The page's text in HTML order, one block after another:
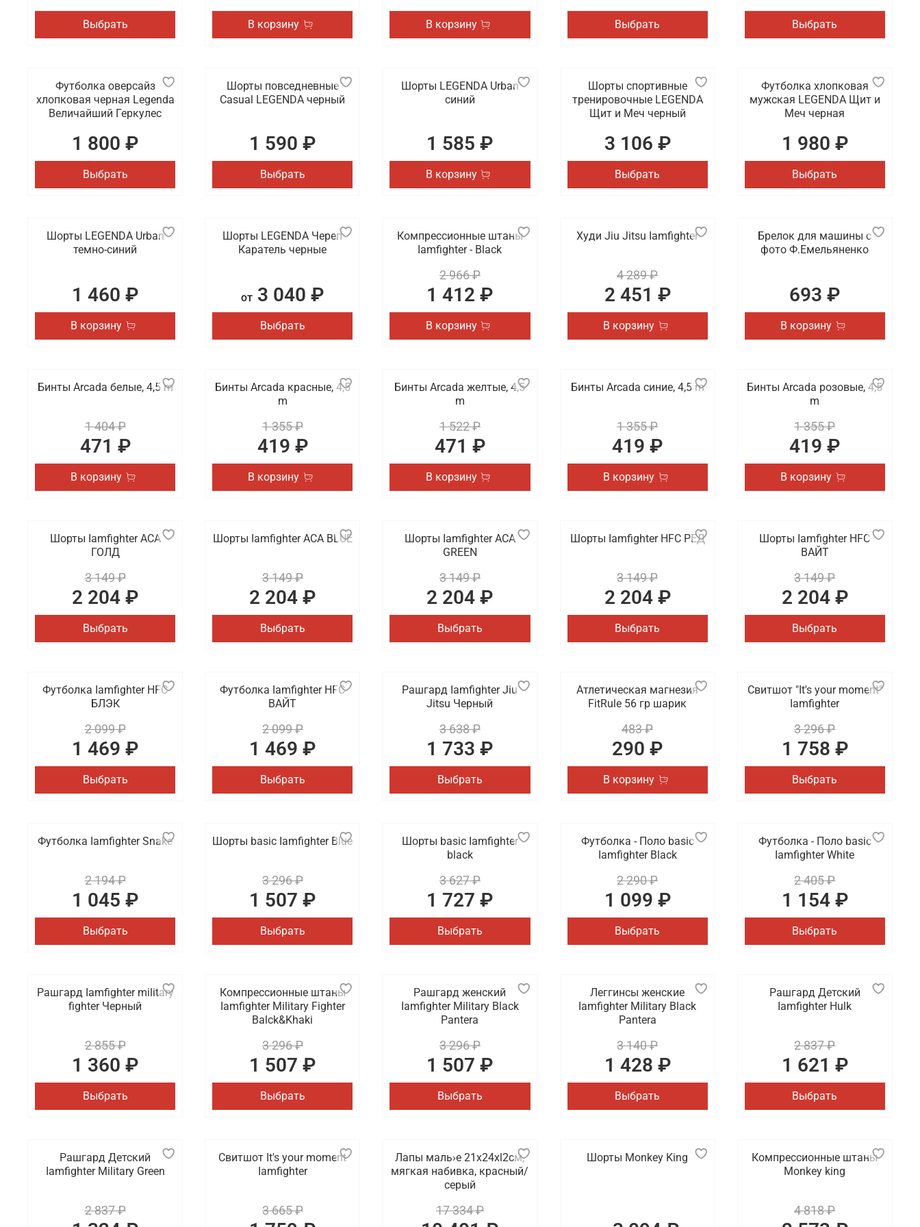
позицию на рынке в своей нише. Для покупателей есть быстрая доставка заказов по Мурманску и другим городам России.
Выбрать В корзину В корзину Выбрать Выбрать
Футболка оверсайз
хлопковая черная Legenda
Величайший Геркулес
1 800 ₽
Выбрать
Шорты повседневные
Casual LEGENDA черный
1 590 ₽
Выбрать
Шорты LEGENDA Urban
синий
1 585 ₽
В корзину
Шорты спортивные
тренировочные LEGENDA
Щит и Меч черный
3 106 ₽
Выбрать
Футболка хлопковая
мужская LEGENDA Щит и
Меч черная
1 980 ₽
Выбрать
Шорты LEGENDA Urban
темно-синий
1 460 ₽
В корзину
Шорты LEGENDA Череп
Каратель черные
от 3 040 ₽
Выбрать
Компрессионные штаны
Iamfighter - Black
2 966 ₽
1 412 ₽
В корзину
Худи Jiu Jitsu Iamfighter
4 289 ₽
2 451 ₽
В корзину
Брелок для машины с
фото Ф.Емельяненко
693 ₽
В корзину
Бинты Arcada белые, 4,5 m
1 404 ₽
471 ₽
В корзину
Бинты Arcada красные, 4,5
m
1 355 ₽
419 ₽
В корзину
Бинты Arcada желтые, 4,5
m
1 522 ₽
471 ₽
В корзину
Бинты Arcada синие, 4,5 m
1 355 ₽
419 ₽
В корзину
Бинты Arcada розовые, 4,5
m
1 355 ₽
419 ₽
В корзину
Шорты Iamfighter АСА
ГОЛД
3 149 ₽
2 204 ₽
Выбрать
Шорты Iamfighter АСА BLUE
3 149 ₽
2 204 ₽
Выбрать
Шорты Iamfighter АСА
GREEN
3 149 ₽
2 204 ₽
Выбрать
Шорты Iamfighter HFC РЕД
3 149 ₽
2 204 ₽
Выбрать
Шорты Iamfighter HFC
ВАЙТ
3 149 ₽
2 204 ₽
Выбрать
Футболка Iamfighter HFC
БЛЭК
2 099 ₽
1 469 ₽
Выбрать
Футболка Iamfighter HFC
ВАЙТ
2 099 ₽
1 469 ₽
Выбрать
Рашгард Iamfighter Jiu
Jitsu Черный
3 638 ₽
1 733 ₽
Выбрать
Атлетическая магнезия
FitRule 56 гр шарик
483 ₽
290 ₽
В корзину
Свитшот "It's your moment"
Iamfighter
3 296 ₽
1 758 ₽
Выбрать
Футболка Iamfighter Snake
2 194 ₽
1 045 ₽
Выбрать
Шорты basic Iamfighter Blue
3 296 ₽
1 507 ₽
Выбрать
Шорты basic Iamfighter
black
3 627 ₽
1 727 ₽
Выбрать
Футболка - Поло basic
Iamfighter Black
2 290 ₽
1 099 ₽
Выбрать
Футболка - Поло basic
Iamfighter White
2 405 ₽
1 154 ₽
Выбрать
Рашгард Iamfighter military
fighter Черный
2 855 ₽
1 360 ₽
Выбрать
Компрессионные штаны
Iamfighter Military Fighter
Balck&Khaki
3 296 ₽
1 507 ₽
Выбрать
Рашгард женский
Iamfighter Military Black
Pantera
3 296 ₽
1 507 ₽
Выбрать
Леггинсы женские
Iamfighter Military Black
Pantera
3 140 ₽
1 428 ₽
Выбрать
Рашгард Детский
Iamfighter Hulk
2 837 ₽
1 621 ₽
Выбрать
Рашгард Детский
Iamfighter Military Green
2 837 ₽
Свитшот It's your moment
Iamfighter
3 665 ₽
Лапы маль›е 21x24xl2cм,
мягкая набивка, красный/
серый
17 334 ₽
Шорты Monkey King
Компрессионные штаны
Monkey king
4 818 ₽